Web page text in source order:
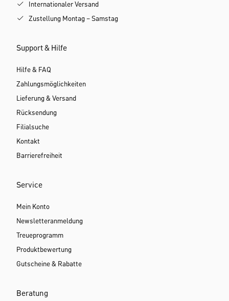
Internationaler Versand
Zustellung Montag – Samstag
Support & Hilfe
Hilfe & FAQ
Zahlungsmöglichkeiten
Lieferung & Versand
Rücksendung
Filialsuche
Kontakt
Barrierefreiheit
Service
Mein Konto
Newsletteranmeldung
Treueprogramm
Produktbewertung
Gutscheine & Rabatte
Beratung